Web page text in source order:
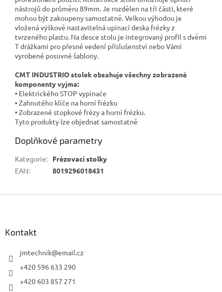
nástrojů do průměru 89mm. Je rozdělen na tři části, které
mohou být zakoupeny samostatně. Velkou výhodou je
vložená výškově nastavitelná upínací deska frézky z
tvrzeného plastu. Na desce stolu je integrovaný profil s dvěmi
T drážkami pro přesné vedení příslušenství nebo Vámi
vyrobené posuvné šablony.
CMT INDUSTRIO stolek obsahuje všechny zobrazené
komponenty vyjma:
• Elektrického STOP vypínače
• Zahnutého klíče na horní frézku
• Zobrazené stopkové frézy a horní frézku.
Tyto produkty lze objednat samostatně
Doplňkové parametry
Kategorie:
Frézovací stolky
EAN: 8019296018431
Kontakt
jmtechnik@email.cz
+420 596 633 290
+420 603 857 271